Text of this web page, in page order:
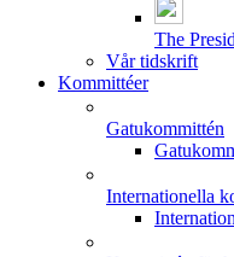
The
Vår tidskrift
Kommittéer
Gatukommittén
Internationella